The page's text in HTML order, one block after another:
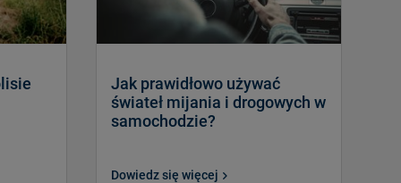
Jak prawidłowo używać
świateł mijania i drogowych w
samochodzie?
Dowiedz się więcej